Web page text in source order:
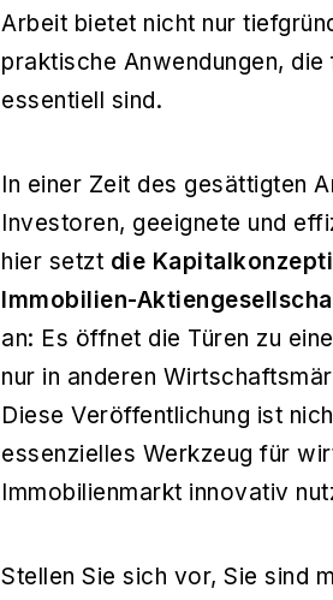
Arbeit bietet nicht nur
praktische Anwendungen,
essentiell sind.
In einer Zeit des gesättigten
Investoren, geeignete und
hier setzt die
Immobilien-
an: Es öffnet die Türen zu
nur in anderen
Diese Veröffentlichung ist
essenzielles Werkzeug für
Immobilienmarkt innovativ
Stellen Sie sich vor, Sie sind